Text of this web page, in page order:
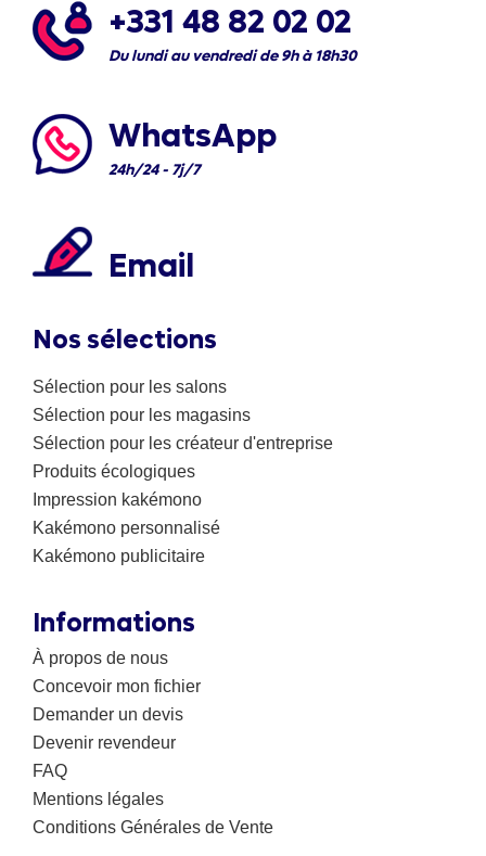
+331 48 82 02 02
Du lundi au vendredi de 9h à 18h30
WhatsApp
24h/24 - 7j/7
Email
Nos sélections
Sélection pour les salons
Sélection pour les magasins
Sélection pour les créateur d'entreprise
Produits écologiques
Impression kakémono
Kakémono personnalisé
Kakémono publicitaire
Informations
À propos de nous
Concevoir mon fichier
Demander un devis
Devenir revendeur
FAQ
Mentions légales
Conditions Générales de Vente